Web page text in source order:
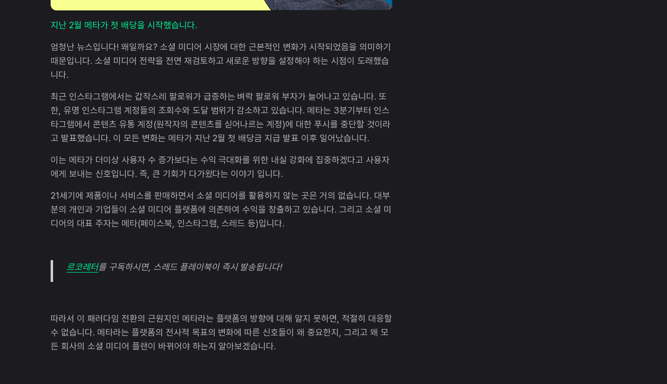
지난 2월 메타가 첫 배당을 시작했습니다.
엄청난 뉴스입니다! 왜일까요? 소셜 미디어 시장에 대한 근본적인 변화가 시작되었음을 의미하기
때문입니다. 소셜 미디어 전략을 전면 재검토하고 새로운 방향을 설정해야 하는 시점이 도래했습
니다.
최근 인스타그램에서는 갑작스레 팔로워가 급증하는 벼락 팔로워 부자가 늘어나고 있습니다. 또
한, 유명 인스타그램 계정들의 조회수와 도달 범위가 감소하고 있습니다. 메타는 3분기부터 인스
타그램에서 콘텐츠 유통 계정(원작자의 콘텐츠를 싣어나르는 계정)에 대한 푸시를 중단할 것이라
고 발표했습니다. 이 모든 변화는 메타가 지난 2월 첫 배당금 지급 발표 이후 일어났습니다.
이는 메타가 더이상 사용자 수 증가보다는 수익 극대화를 위한 내실 강화에 집중하겠다고 사용자
에게 보내는 신호입니다. 즉, 큰 기회가 다가왔다는 이야기 입니다.
21세기에 제품이나 서비스를 판매하면서 소셜 미디어를 활용하지 않는 곳은 거의 없습니다. 대부
분의 개인과 기업들이 소셜 미디어 플랫폼에 의존하여 수익을 창출하고 있습니다. 그리고 소셜 미
디어의 대표 주자는 메타(페이스북, 인스타그램, 스레드 등)입니다.
르코레터를 구독하시면, 스레드 플레이북이 즉시 발송됩니다!
따라서 이 패러다임 전환의 근원지인 메타라는 플랫폼의 방향에 대해 알지 못하면, 적절히 대응할
수 없습니다. 메타라는 플랫폼의 전사적 목표의 변화에 따른 신호들이 왜 중요한지, 그리고 왜 모
든 회사의 소셜 미디어 플랜이 바뀌어야 하는지 알아보겠습니다.